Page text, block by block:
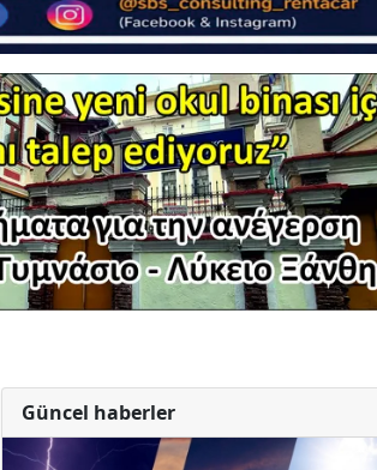
Güncel haberler